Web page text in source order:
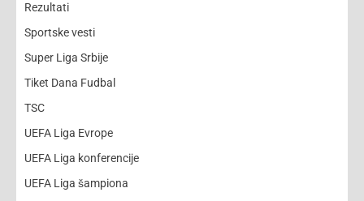
Rezultati
Sportske vesti
Super Liga Srbije
Tiket Dana Fudbal
TSC
UEFA Liga Evrope
UEFA Liga konferencije
UEFA Liga šampiona